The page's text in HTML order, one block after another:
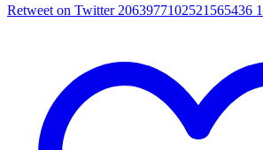
Retweet on Twitter 2063977102521565436 1